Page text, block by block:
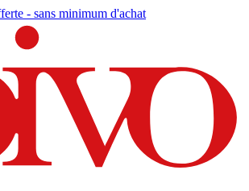
- sans minimum d'achat